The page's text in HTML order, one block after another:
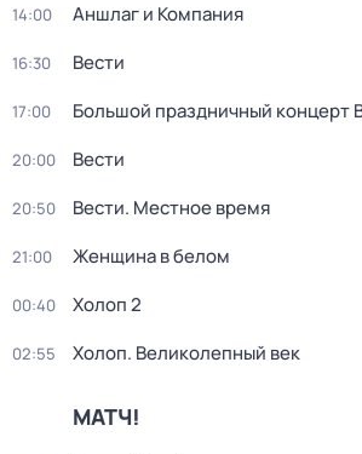
14:00 Аншлаг и Компания
16:30 Вести
17:00 Большой праздничный концерт
20:00 Вести
20:50 Вести. Местное время
21:00 Женщина в белом
00:40 Холоп 2
02:55 Холоп. Великолепный век
МАТЧ!